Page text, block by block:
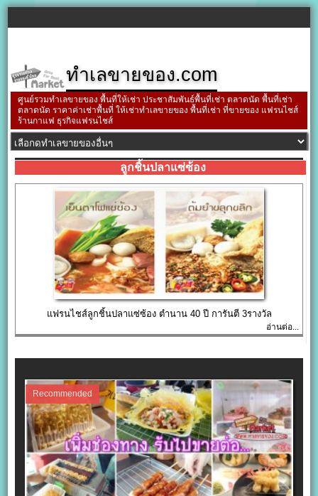
ทำเลขายของ.com
ศูนย์รวมทำเลขายของ พื้นที่ให้เช่า ประชาสัมพันธ์พื้นที่เช่า ตลาดนัด พื้นที่เช่า
ตลาดนัด ราคาค่าเช่าพื้นที่ ให้เช่าทำเลขายของ พื้นที่เช่า ที่ขายของ แฟรนไชส์
ร้านกาแฟ ธุรกิจแฟรนไชส์
ลูกชิ้นปลาแซ่ซ้อง
แฟรนไชส์ลูกชิ้นปลาแซ่ซ้อง ตำนาน 40 ปี การันตี 3รางวัล
อ่านต่อ...
Recommended